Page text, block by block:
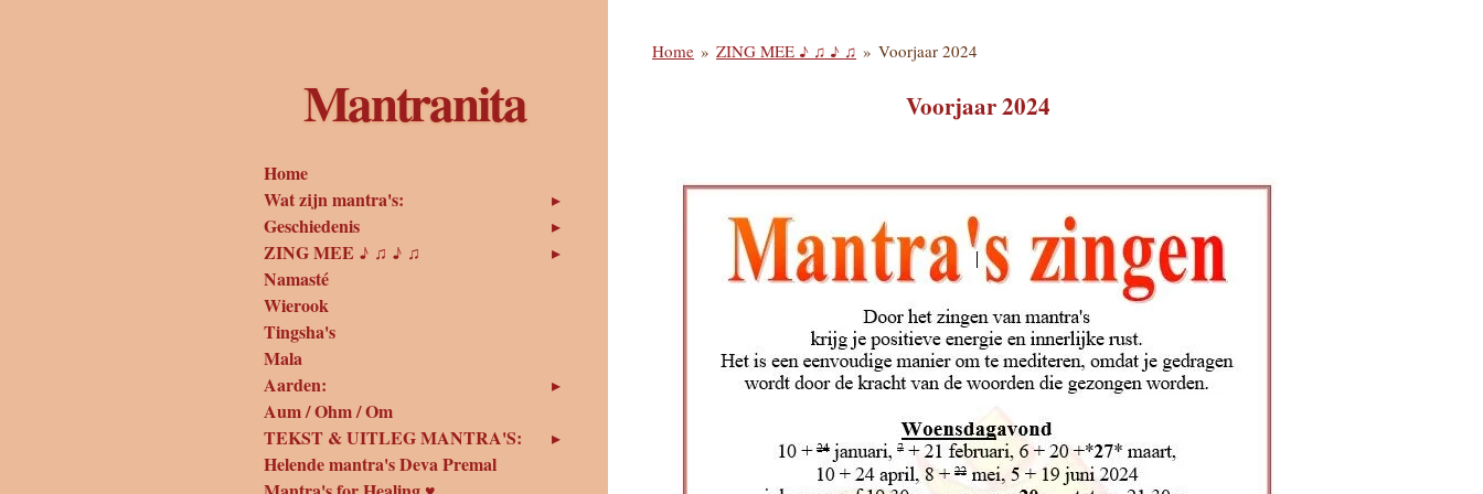
Home » ZING MEE ♪ ♫ ♪ ♫ » Voorjaar 2024
Voorjaar 2024
Mantranita
Home
Wat zijn mantra's:
Geschiedenis
ZING MEE ♪ ♫ ♪ ♫
Namasté
Wierook
Tingsha's
Mala
Aarden:
Aum / Ohm / Om
TEKST & UITLEG MANTRA'S:
Helende mantra's Deva Premal